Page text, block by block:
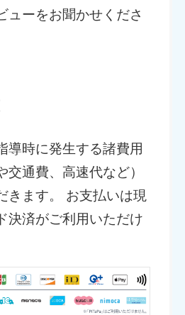
ューをお聞かせくださ
導時に発生する諸費用
交通費、高速代など）
きます。 お支払いは現
決済がご利用いただけ